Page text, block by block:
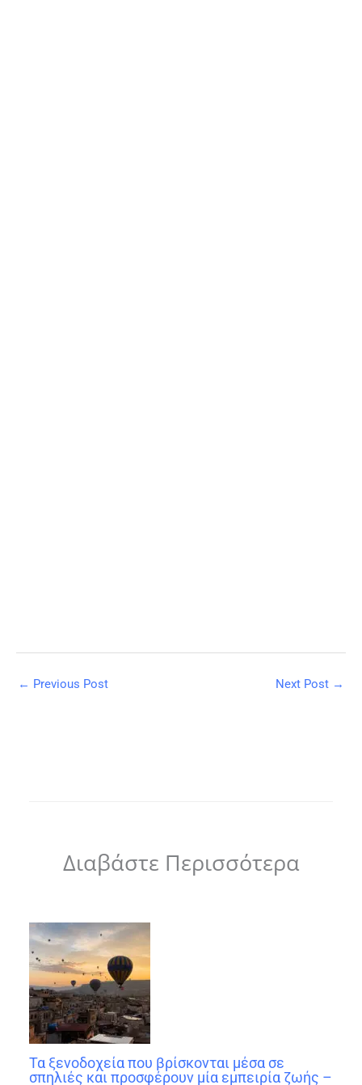
← Previous Post Next Post →
Διαβάστε Περισσότερα
Τα ξενοδοχεία που βρίσκονται μέσα σε
σπηλιές και προσφέρουν μία εμπειρία ζωής –